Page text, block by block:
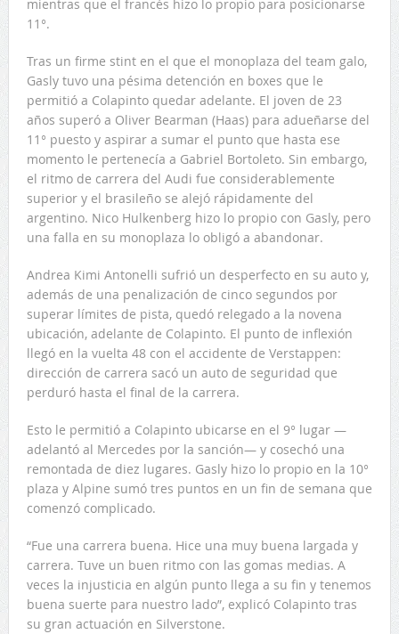
mientras que el francés hizo lo propio para posicionarse
11°.
Tras un firme stint en el que el monoplaza del team galo,
Gasly tuvo una pésima detención en boxes que le
permitió a Colapinto quedar adelante. El joven de 23
años superó a Oliver Bearman (Haas) para adueñarse del
11° puesto y aspirar a sumar el punto que hasta ese
momento le pertenecía a Gabriel Bortoleto. Sin embargo,
el ritmo de carrera del Audi fue considerablemente
superior y el brasileño se alejó rápidamente del
argentino. Nico Hulkenberg hizo lo propio con Gasly, pero
una falla en su monoplaza lo obligó a abandonar.
Andrea Kimi Antonelli sufrió un desperfecto en su auto y,
además de una penalización de cinco segundos por
superar límites de pista, quedó relegado a la novena
ubicación, adelante de Colapinto. El punto de inflexión
llegó en la vuelta 48 con el accidente de Verstappen:
dirección de carrera sacó un auto de seguridad que
perduró hasta el final de la carrera.
Esto le permitió a Colapinto ubicarse en el 9° lugar —
adelantó al Mercedes por la sanción— y cosechó una
remontada de diez lugares. Gasly hizo lo propio en la 10°
plaza y Alpine sumó tres puntos en un fin de semana que
comenzó complicado.
“Fue una carrera buena. Hice una muy buena largada y
carrera. Tuve un buen ritmo con las gomas medias. A
veces la injusticia en algún punto llega a su fin y tenemos
buena suerte para nuestro lado”, explicó Colapinto tras
su gran actuación en Silverstone.